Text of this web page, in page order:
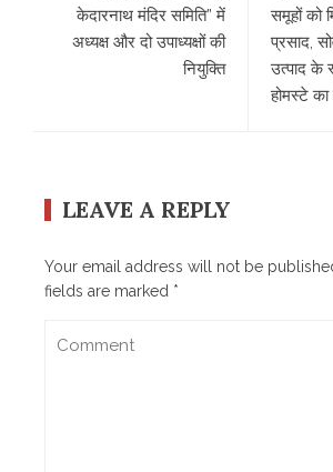
केदारनाथ मंदिर समिति” में
अध्यक्ष और दो उपाध्यक्षों की
नियुक्ति
समूहों को
प्रसाद,
उत्पाद के
होमस्टे का
LEAVE A REPLY
Your email address will not be
fields are marked *